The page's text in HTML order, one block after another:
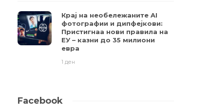
Крај на необележаните AI
фотографии и дипфејкови:
Пристигнаа нови правила на
ЕУ – казни до 35 милиони
евра
1 ден
Facebook